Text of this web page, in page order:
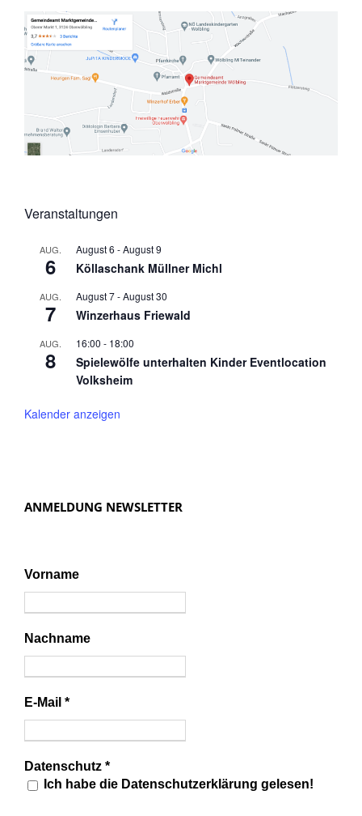
Veranstaltungen
AUG.
6
August 6 -August 9
Köllaschank Müllner Michl
AUG.
7
August 7-August 30
Winzerhaus Friewald
AUG.
8
16:00 - 18:00
Spielewölfe unterhalten Kinder Eventlocation
Volksheim
Kalender anzeigen
ANMELDUNG NEWSLETTER
Vorname
Nachname
E-Mail *
Datenschutz *
Ich habe die Datenschutzerklärung gelesen!